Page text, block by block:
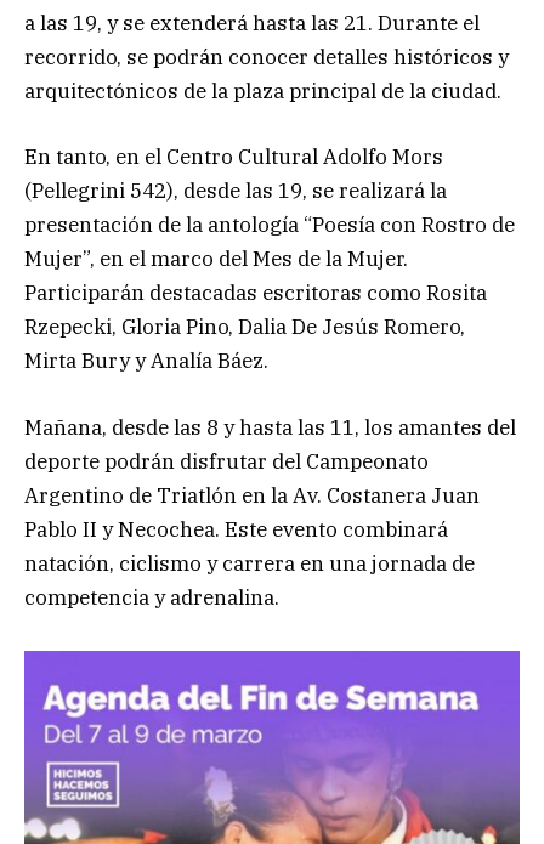
a las 19, y se extenderá hasta las 21. Durante el
recorrido, se podrán conocer detalles históricos y
arquitectónicos de la plaza principal de la ciudad.
En tanto, en el Centro Cultural Adolfo Mors
(Pellegrini 542), desde las 19, se realizará la
presentación de la antología “Poesía con Rostro de
Mujer”, en el marco del Mes de la Mujer.
Participarán destacadas escritoras como Rosita
Rzepecki, Gloria Pino, Dalia De Jesús Romero,
Mirta Bury y Analía Báez.
Mañana, desde las 8 y hasta las 11, los amantes del
deporte podrán disfrutar del Campeonato
Argentino de Triatlón en la Av. Costanera Juan
Pablo II y Necochea. Este evento combinará
natación, ciclismo y carrera en una jornada de
competencia y adrenalina.